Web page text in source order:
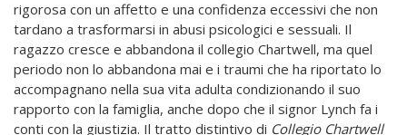
rigorosa con un affetto e una confidenza eccessivi che non
tardano a trasformarsi in abusi psicologici e sessuali. Il
ragazzo cresce e abbandona il collegio Chartwell, ma quel
periodo non lo abbandona mai e i traumi che ha riportato lo
accompagnano nella sua vita adulta condizionando il suo
rapporto con la famiglia, anche dopo che il signor Lynch fa i
conti con la giustizia. Il tratto distintivo di Collegio Chartwell